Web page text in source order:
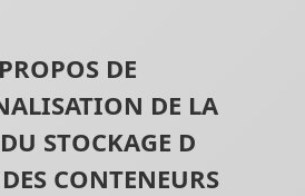
DE
DE LA
STOCKAGE D
CONTENEURS